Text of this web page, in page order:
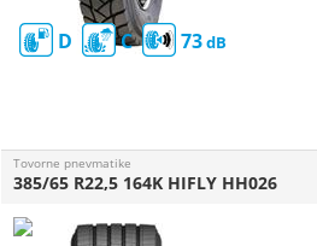
D C 73
Tovorne pnevmatike
385/65 R22,5 164K HIFLY HH026